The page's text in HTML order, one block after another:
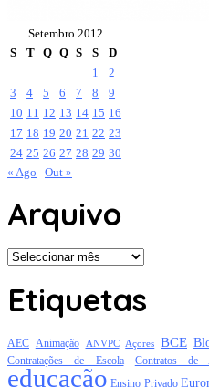
Setembro 2012
S
T Q Q S S
D
1
2
3
4 5 6 7 8
9
10 11 12 13 14 15 16
17 18 19 20 21 22 23
24 25 26 27 28 29 30
« Ago
Out »
Arquivo
Arquivo
Etiquetas
AEC Animação ANVPC Açores BCE
Contratações de Escola Contratos de
educação Ensino Privado